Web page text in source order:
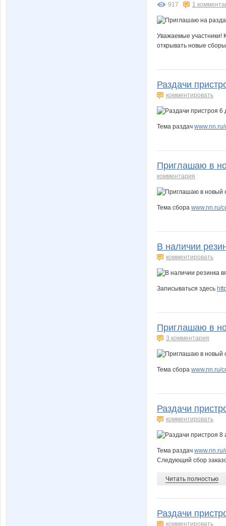
917 1
Уважаемые участники!
открывать новые
Раздачи
комментировать
Тема раздач
Приглашаю в
комментария
Тема сбора www.nn.ru/
В наличии
комментировать
Записываться здесь
Приглашаю в
3 комментария
Тема сбора www.nn.ru/
Раздачи
комментировать
Тема раздач
Следующий сбор
Читать полностью
Раздачи
комментировать